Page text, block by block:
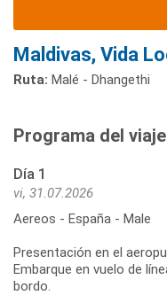
Maldivas, Vida
Ruta: Malé - Dhangethi
Programa del viaje
Día 1
vi, 31.07.2026
Aereos - España - Male
Presentación en el
Embarque en vuelo de
bordo.